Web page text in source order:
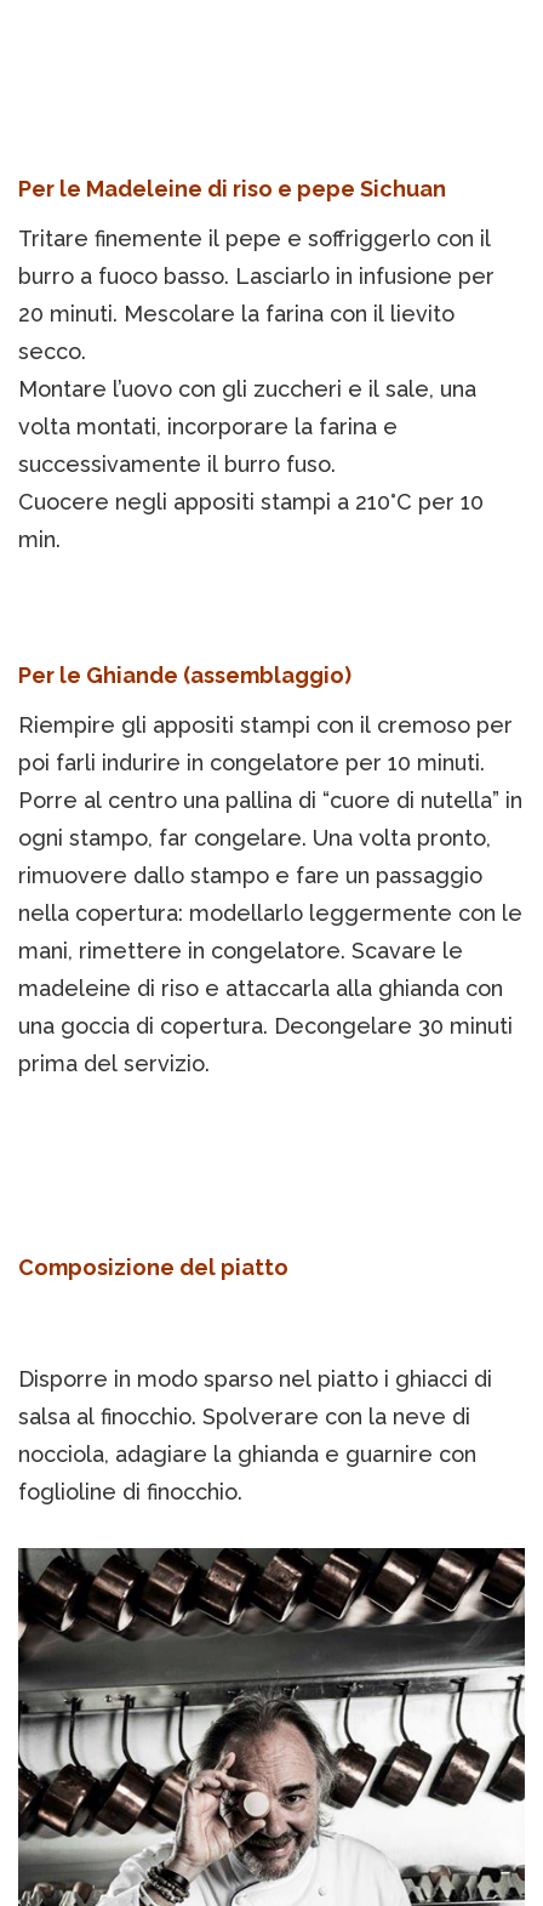
Per le Madeleine di riso e pepe Sichuan
Tritare finemente il pepe e soffriggerlo con il
burro a fuoco basso. Lasciarlo in infusione per
20 minuti. Mescolare la farina con il lievito
secco.
Montare l’uovo con gli zuccheri e il sale, una
volta montati, incorporare la farina e
successivamente il burro fuso.
Cuocere negli appositi stampi a 210°C per 10
min.
Per le Ghiande (assemblaggio)
Riempire gli appositi stampi con il cremoso per
poi farli indurire in congelatore per 10 minuti.
Porre al centro una pallina di “cuore di nutella” in
ogni stampo, far congelare. Una volta pronto,
rimuovere dallo stampo e fare un passaggio
nella copertura: modellarlo leggermente con le
mani, rimettere in congelatore. Scavare le
madeleine di riso e attaccarla alla ghianda con
una goccia di copertura. Decongelare 30 minuti
prima del servizio.
Composizione del piatto
Disporre in modo sparso nel piatto i ghiacci di
salsa al finocchio. Spolverare con la neve di
nocciola, adagiare la ghianda e guarnire con
foglioline di finocchio.